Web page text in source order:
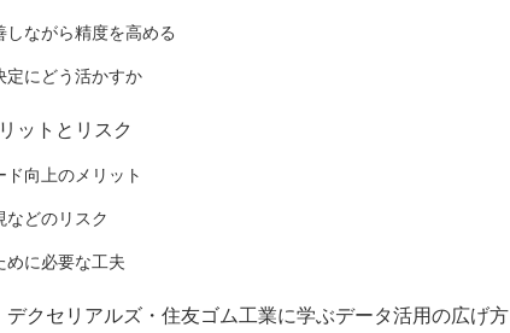
しながら精度を高める
定にどう活かすか
ットとリスク
向上のメリット
などのリスク
めに必要な工夫
クセリアルズ・住友ゴム工業に学ぶデータ活用の広げ方